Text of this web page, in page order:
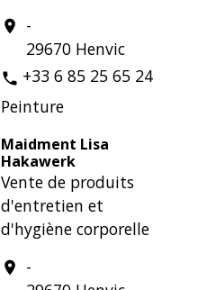
location_on
-
29670 Henvic
phone +33 6 85 25 65 24
Peinture
Maidment Lisa
Hakawerk
Vente de produits
d'entretien et
d'hygiène corporelle
location_on
-